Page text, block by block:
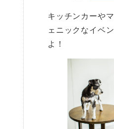
キッチンカーや
ェニックなイベ
よ！